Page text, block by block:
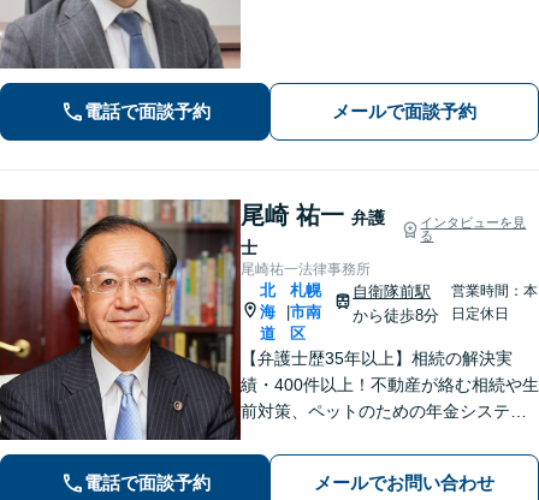
電話で面談予約 メールで面談予約
尾崎 祐一 弁護
士
インタビューを見
る
尾崎祐一法律事務所
北
海
道
札幌
市南
区
自衛隊前駅
から徒歩8分
営業時間：本
日定休日
【弁護士歴35年以上】相続の解決実
績・400件以上！不動産が絡む相続や生
前対策、ペットのための年金システム
金・刑事事件・不動産トラブルなど幅
広く対応。依頼者の背景に潜む原因を
電話で面談予約 メールでお問い合わせ